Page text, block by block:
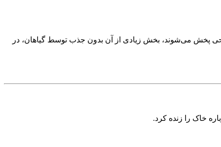
می‌شوند، بخش زیادی از آن بدون جذب توسط گیاهان، در
خاک را زنده کرد.